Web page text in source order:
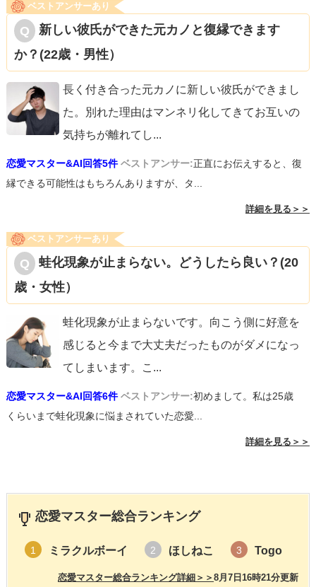
ベストアンサーあり
新しい彼氏ができた元カノと復縁できます
か？(22歳・男性）
長く付き合った元カノに新しい彼氏ができまし
た。別れた理由はマンネリ化してきてお互いの
気持ちが離れてし...
恋愛マスター&AI回答5件 ベストアンサー:正直にお伝えすると、復
縁できる可能性はもちろんありますが、タ...
詳細を見る＞＞
ベストアンサーあり
蛙化現象が止まらない。どうしたら良い？(20
歳・女性）
蛙化現象が止まらないです。向こう側に好意を
感じると今まで大丈夫だったものがダメになっ
てしまいます。こ ...
恋愛マスター&AI回答6件 ベストアンサー:初めまして。私は25歳
くらいまで蛙化現象に悩まされていた恋愛...
詳細を見る＞＞
恋愛マスター総合ランキング
1 ミラクルボーイ 2 ほしねこ 3 Togo
8月7日16時21分更新
恋愛マスター総合ランキング詳細＞＞